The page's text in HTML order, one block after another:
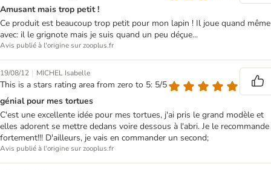
Amusant mais trop petit !
Ce produit est beaucoup trop petit pour mon lapin ! Il joue quand même
avec: il le grignote mais je suis quand un peu déçue...
Avis publié à l'origine sur zooplus.fr
19/08/12 | MICHEL Isabelle
This is a stars rating area from zero to 5: 5/5
génial pour mes tortues
C'est une excellente idée pour mes tortues, j'ai pris le grand modèle et
elles adorent se mettre dedans voire dessous à l'abri. Je le recommande
fortement!!! D'ailleurs, je vais en commander un second;
Avis publié à l'origine sur zooplus.fr